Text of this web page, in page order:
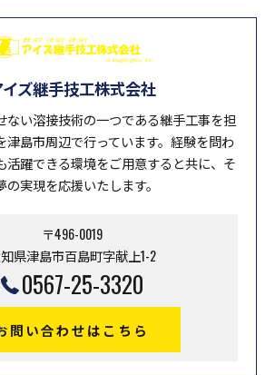
イズ継手技工株式会社
ない溶接技術の一つである継手工事を担
津島市周辺で行っています。経験を問わ
活躍できる環境をご用意すると共に、そ
実現を応援いたします。
〒496-0019
県津島市百島町字献上1-2
0567-25-3320
問い合わせはこちら